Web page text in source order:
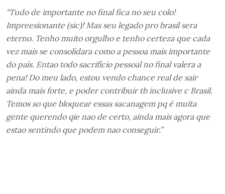
“Tudo de importante no final fica no seu colo!
Impreesionante (sic)! Mas seu legado pro brasil sera
eterno. Tenho muito orgulho e tenho certeza que cada
vez mais se consolidara como a pessoa mais importante
do país. Entao todo sacrifício pessoal no final valera a
pena! Do meu lado, estou vendo chance real de sair
ainda mais forte, e poder contribuir tb inclusive c Brasil.
Temos so que bloquear essas sacanagem pq é muita
gente querendo qie nao de certo, ainda mais agora que
estao sentindo que podem nao conseguir.”